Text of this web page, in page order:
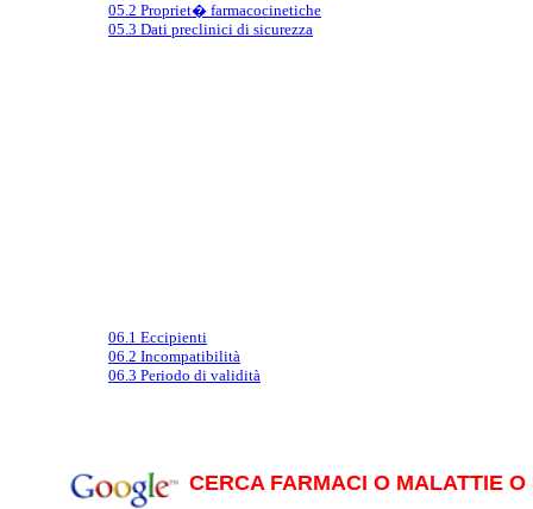
05.2 Propriet� farmacocinetiche
05.3 Dati preclinici di sicurezza
06.1 Eccipienti
06.2 Incompatibilità
06.3 Periodo di validità
CERCA FARMACI O MALATTIE